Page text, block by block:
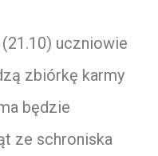
uczniowie
zbiórkę karmy
będzie
ze schroniska